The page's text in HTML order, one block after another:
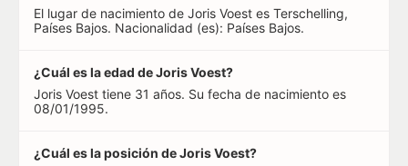
El lugar de nacimiento de Joris Voest es Terschelling,
Países Bajos. Nacionalidad (es): Países Bajos.
¿Cuál es la edad de Joris Voest?
Joris Voest tiene 31 años. Su fecha de nacimiento es
08/01/1995.
¿Cuál es la posición de Joris Voest?